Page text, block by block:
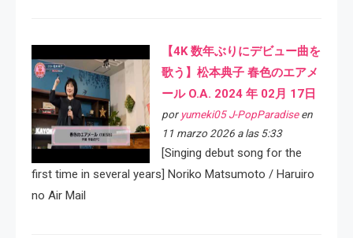
【4K 数年ぶりにデビュー曲を
歌う】松本典子 春色のエアメ
ール O.A. 2024 年 02月 17日
por yumeki05 J-PopParadiseen
11 marzo 2026 a las 5:33
[Singing debut song for the
first time in several years] Noriko Matsumoto / Haruiro
no Air Mail